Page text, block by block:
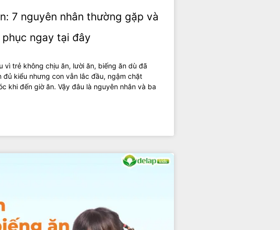
7 nguyên nhân thường gặp và
ngay tại đây
vì trẻ không chịu ăn, lười ăn, biếng ăn dù đã
đủ kiểu nhưng con vẫn lắc đầu, ngậm chặt
khi đến giờ ăn. Vậy đâu là nguyên nhân và ba